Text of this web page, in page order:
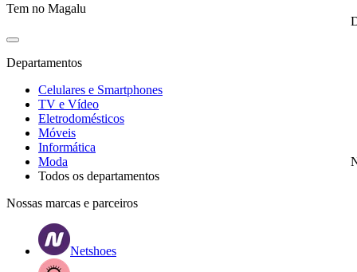
Tem no Magalu
Departamentos
Celulares e Smartphones
TV e Vídeo
Eletrodomésticos
Móveis
Informática
Moda
Todos os departamentos
Nossas marcas e parceiros
Netshoes